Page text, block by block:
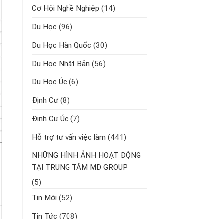
Cơ Hội Nghề Nghiệp (14)
Du Học (96)
Du Học Hàn Quốc (30)
Du Học Nhật Bản (56)
Du Học Úc (6)
Định Cư (8)
Định Cư Úc (7)
Hỗ trợ tư vấn việc làm (441)
NHỮNG HÌNH ẢNH HOẠT ĐỘNG
TẠI TRUNG TÂM MD GROUP
(5)
Tin Mới (52)
Tin Tức (708)